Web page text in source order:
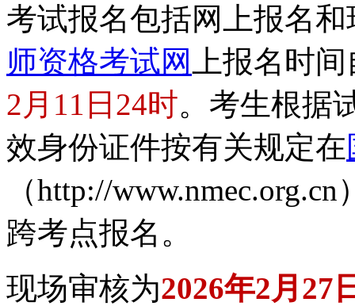
考试报名包括网上报名
师资格考试网
上报名时
2月11日24时。考生根据
效身份证件按有关规定在
（http://
跨考点报名。
现场审核为2026年2月27